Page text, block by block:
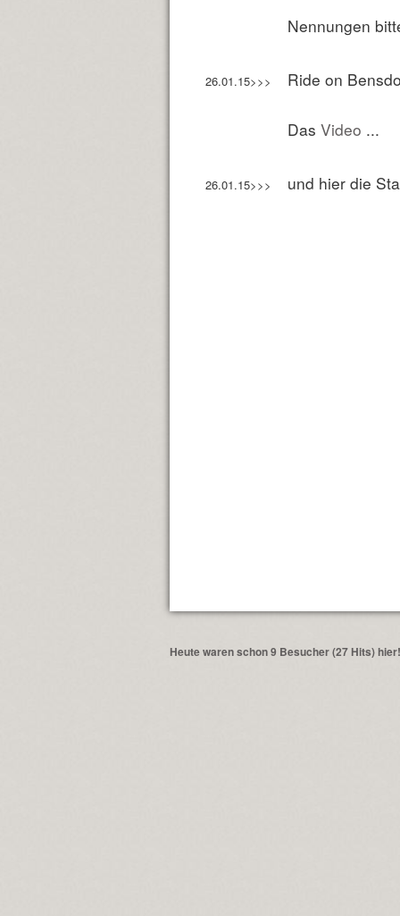
Nennungen
26.01.15>>> Ride on
Das Video ...
26.01.15>>> und hier die
Heute waren schon 9 Besucher (27 Hits) hier!